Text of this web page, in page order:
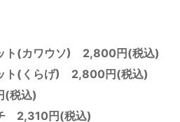
ト(カワウソ) 2,800円(税込)
ト(くらげ) 2,800円(税込)
税込)
2,310円(税込)